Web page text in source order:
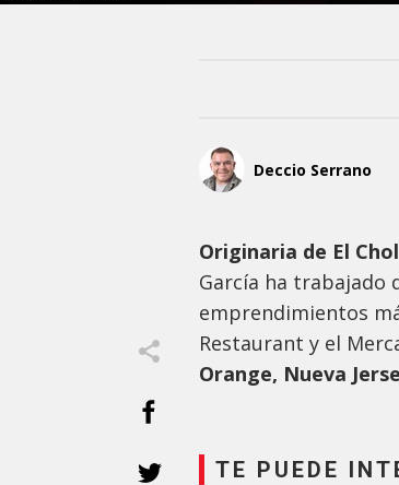
Deccio Serrano
Originaria de El
García ha trabajado
emprendimientos
Restaurant y el
Orange, Nueva
TE PUEDE